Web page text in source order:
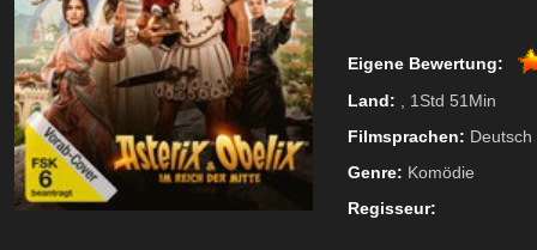
Eigene Bewertung:
Land: , 1Std 51Min
Filmsprachen: Deutsch
Genre: Komödie
Regisseur: